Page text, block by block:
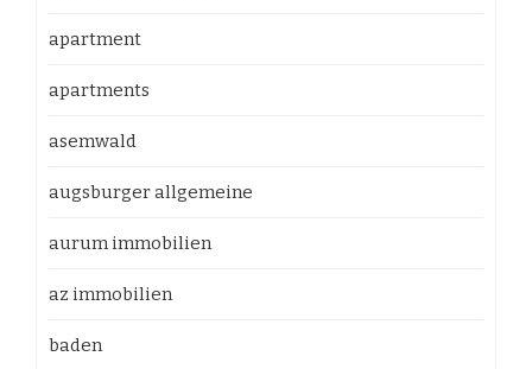
apartment
apartments
asemwald
augsburger allgemeine
aurum immobilien
az immobilien
baden